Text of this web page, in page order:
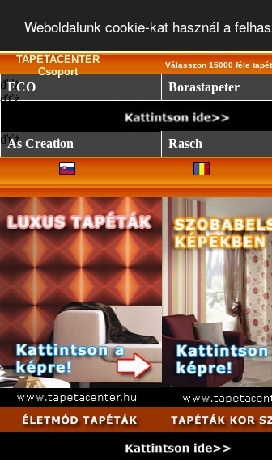
Weboldalunk cookie-kat használ a
TAPÉTACENTER
Csoport
Válasszon 15000 féle
ďťż
ďťż
ECO Borastapeter
ďťż
As Creation Rasch